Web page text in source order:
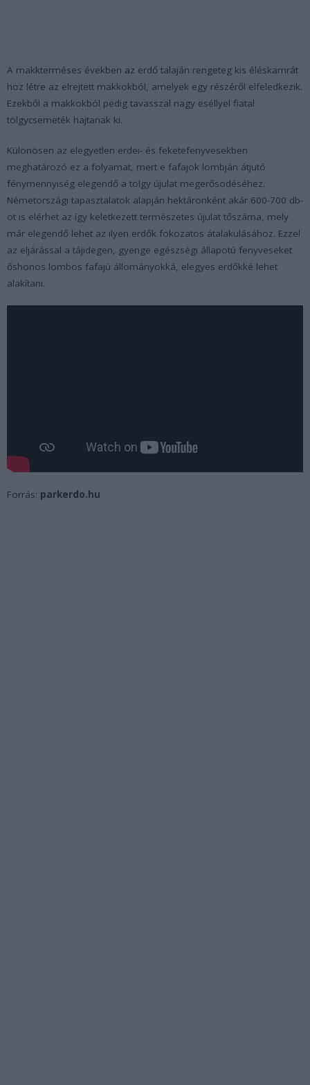
A makkterméses években az erdő talaján rengeteg kis éléskamrát
hoz létre az elrejtett makkokból, amelyek egy részéről elfeledkezik.
Ezekből a makkokból pedig tavasszal nagy eséllyel fiatal
tölgycsemeték hajtanak ki.
Különösen az elegyetlen erdei- és feketefenyvesekben
meghatározó ez a folyamat, mert e fafajok lombján átjutó
fénymennyiség elegendő a tölgy újulat megerősödéséhez.
Németországi tapasztalatok alapján hektáronként akár 600-700 db-
ot is elérhet az így keletkezett természetes újulat tőszáma, mely
már elegendő lehet az ilyen erdők fokozatos átalakulásához. Ezzel
az eljárással a tájidegen, gyenge egészségi állapotú fenyveseket
őshonos lombos fafajú állományokká, elegyes erdőkké lehet
alakítani.
Forrás: parkerdo.hu